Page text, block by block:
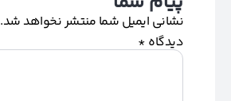
نشانی ایمیل شما منتشر نخواهد شد.
دیدگاه *